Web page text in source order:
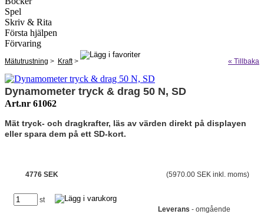
Spel
Skriv & Rita
Första hjälpen
Förvaring
Mätutrustning > Kraft> « Tillbaka
Dynamometer tryck & drag 50 N, SD
Art.nr 61062
Mät tryck- och dragkrafter, läs av värden direkt på displayen
eller spara dem på ett SD-kort.
4776 SEK (5970.00 SEK inkl. moms)
st
Leverans - omgående